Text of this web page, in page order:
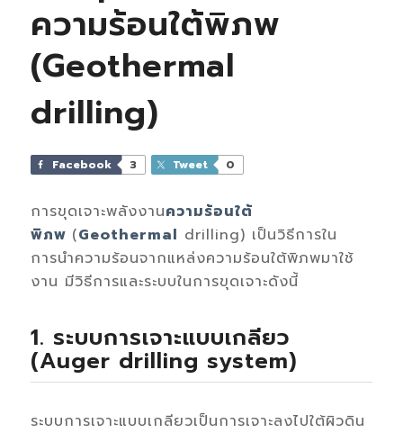
ความร้อนใต้พิภพ
(Geothermal
drilling)
Facebook 3 Tweet 0
การขุดเจาะพลังงานความร้อนใต้
พิภพ (Geothermal drilling) เป็นวิธีการใน
การนำความร้อนจากแหล่งความร้อนใต้พิภพมาใช้
งาน มีวิธีการและระบบในการขุดเจาะดังนี้
1. ระบบการเจาะแบบเกลียว
(Auger drilling system)
ระบบการเจาะแบบเกลียวเป็นการเจาะลงไปใต้ผิวดิน